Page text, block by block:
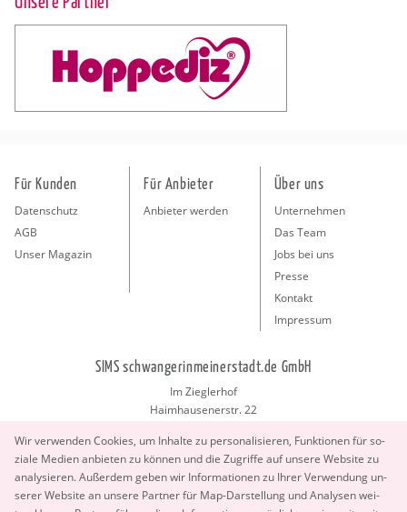
Wir ver­wen­den Coo­kies, um In­hal­te zu per­so­na­li­sie­ren, Funk­tio­nen für so­
zia­le Me­di­en an­bie­ten zu kön­nen und die Zu­grif­fe auf un­se­re Web­site zu
ana­ly­sie­ren. Au­ßer­dem geben wir In­for­ma­tio­nen zu Ihrer Ver­wen­dung un­
se­rer Web­site an un­se­re Part­ner für Map-Dar­stel­lung und Ana­ly­sen wei­
Für Kunden
Datenschutz
AGB
Unser Magazin
Für Anbieter
Anbieter werden
Über uns
Unternehmen
Das Team
Jobs bei uns
Presse
Kontakt
Impressum
SIMS schwangerinmeinerstadt.de GmbH
Im Zieglerhof
Haimhausenerstr. 22
info@schwangerinmeinerstadt.de